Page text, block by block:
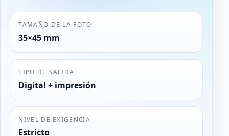
TAMAÑO DE LA FOTO
35×45 mm
TIPO DE SALIDA
Digital + impresión
NIVEL DE EXIGENCIA
Estricto